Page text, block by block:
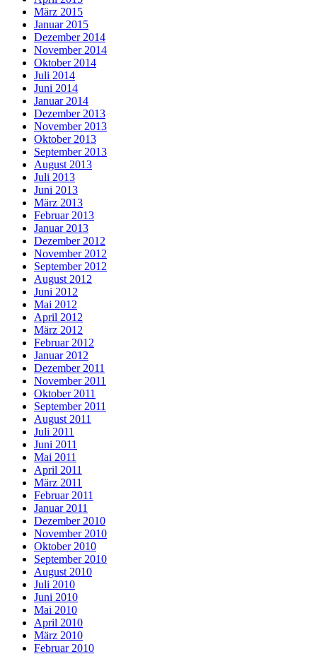
März 2015
Januar 2015
Dezember 2014
November 2014
Oktober 2014
Juli 2014
Juni 2014
Januar 2014
Dezember 2013
November 2013
Oktober 2013
September 2013
August 2013
Juli 2013
Juni 2013
März 2013
Februar 2013
Januar 2013
Dezember 2012
November 2012
September 2012
August 2012
Juni 2012
Mai 2012
April 2012
März 2012
Februar 2012
Januar 2012
Dezember 2011
November 2011
Oktober 2011
September 2011
August 2011
Juli 2011
Juni 2011
Mai 2011
April 2011
März 2011
Februar 2011
Januar 2011
Dezember 2010
November 2010
Oktober 2010
September 2010
August 2010
Juli 2010
Juni 2010
Mai 2010
April 2010
März 2010
Februar 2010